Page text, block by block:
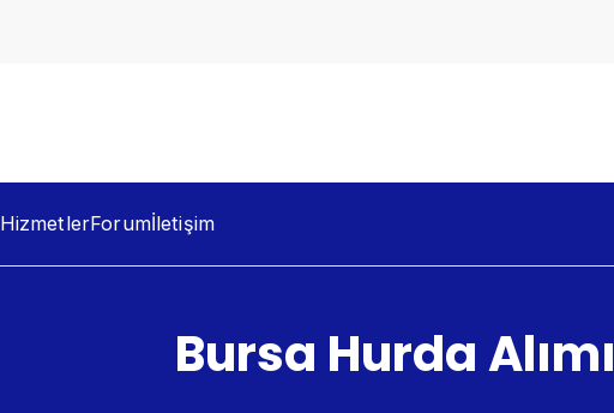
HizmetlerForumİletişim
Bursa Hurda Alımı